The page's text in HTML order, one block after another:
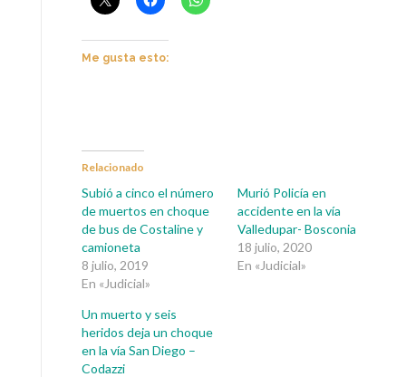
Me gusta esto:
Relacionado
Subió a cinco el número
de muertos en choque
de bus de Costaline y
camioneta
8 julio, 2019
En «Judicial»
Murió Policía en
accidente en la vía
Valledupar- Bosconia
18 julio, 2020
En «Judicial»
Un muerto y seis
heridos deja un choque
en la vía San Diego –
Codazzi